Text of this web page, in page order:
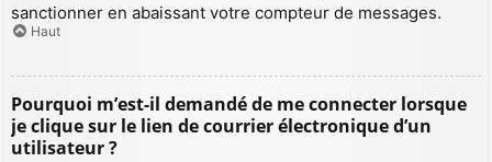
sanctionner en abaissant votre compteur de messages.
Haut
Pourquoi m’est-il demandé de me connecter lorsque
je clique sur le lien de courrier électronique d’un
utilisateur ?